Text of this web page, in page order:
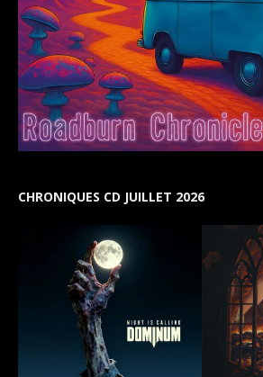
CHRONIQUES CD JUILLET 2026